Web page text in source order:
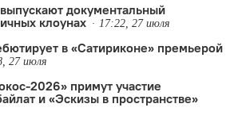
документальный
клоунах
17:22, 27 июля
в «Сатириконе» премьерой
27 июля
2026» примут участие
и «Эскизы в пространстве»